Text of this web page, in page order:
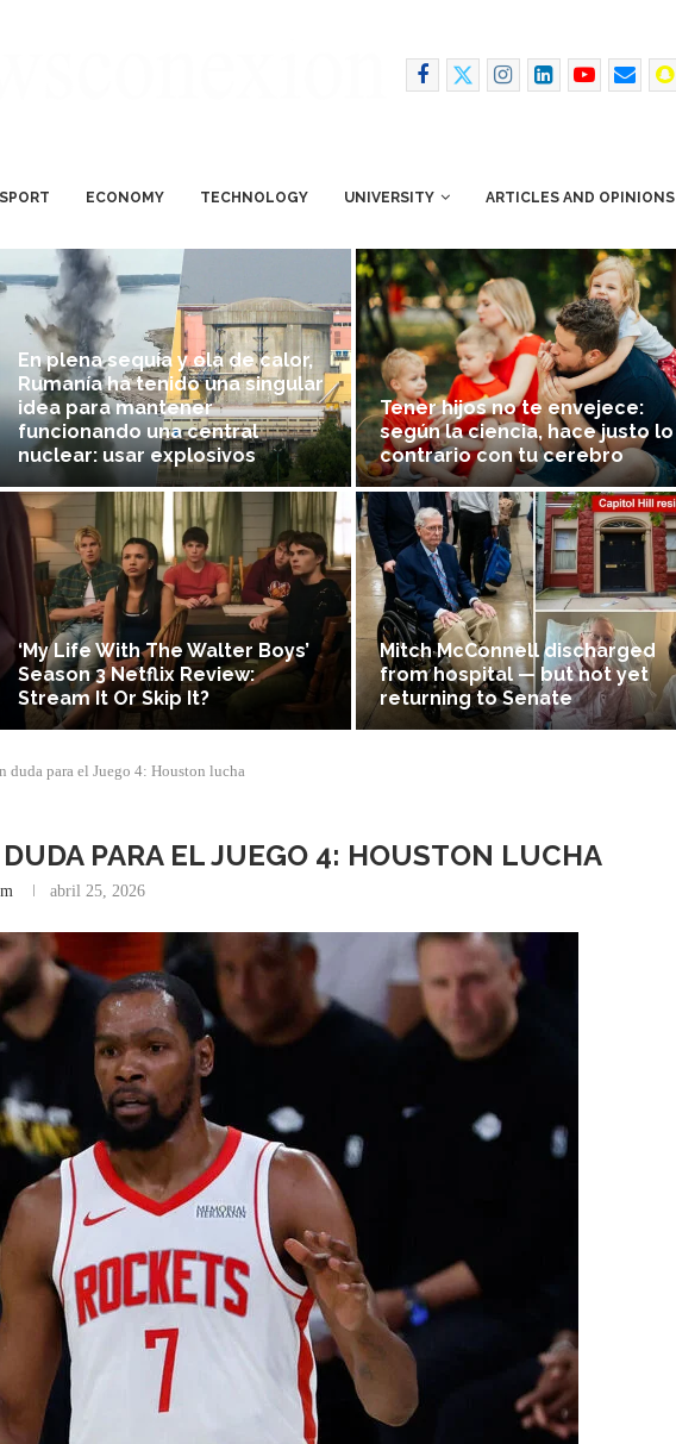
SPORT ECONOMY TECHNOLOGY UNIVERSITY ARTICLES AND OPINIONS
En plena sequía y ola de calor,
Rumanía ha tenido una singular
idea para mantener
funcionando una central
nuclear: usar explosivos
‘My Life With The Walter Boys’
Season 3 Netflix Review:
Stream It Or Skip It?
Tener hijos no te envejece:
según la ciencia, hace justo lo
contrario con tu cerebro
Mitch McConnell discharged
from hospital — but not yet
returning to Senate
duda para el Juego 4: Houston lucha
PARA EL JUEGO 4: HOUSTON LUCHA
abril 25, 2026